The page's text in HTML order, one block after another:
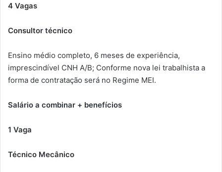
4 Vagas
Consultor técnico
Ensino médio completo, 6 meses de experiência,
imprescindível CNH A/B; Conforme nova lei trabalhista a
forma de contratação será no Regime MEI.
Salário a combinar + benefícios
1 Vaga
Técnico Mecânico